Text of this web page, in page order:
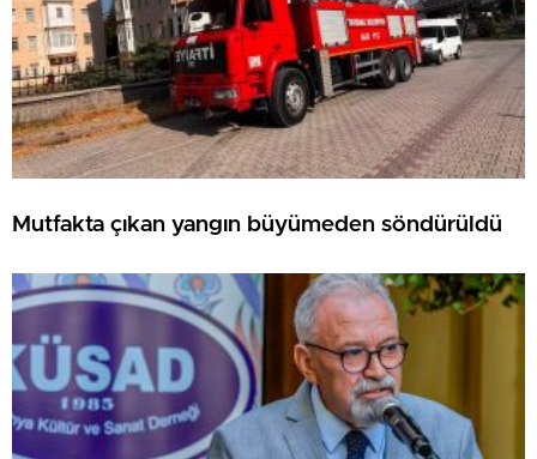
Mutfakta çıkan yangın büyümeden söndürüldü